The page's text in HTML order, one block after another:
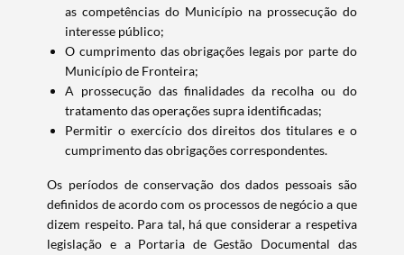
as competências do Município na prossecução do
interesse público;
O cumprimento das obrigações legais por parte do
Município de Fronteira;
A prossecução das finalidades da recolha ou do
tratamento das operações supra identificadas;
Permitir o exercício dos direitos dos titulares e o
cumprimento das obrigações correspondentes.
Os períodos de conservação dos dados pessoais são
definidos de acordo com os processos de negócio a que
dizem respeito. Para tal, há que considerar a respetiva
legislação e a Portaria de Gestão Documental das